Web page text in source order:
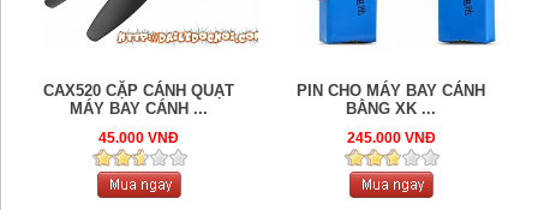
CAX520 CẶP CÁNH QUẠT
MÁY BAY CÁNH ...
45.000 VNĐ
PIN CHO MÁY BAY CÁNH
BẰNG XK ...
245.000 VNĐ